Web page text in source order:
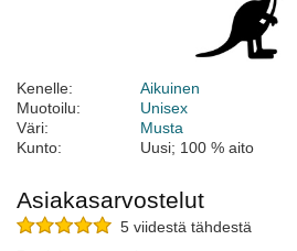
Kenelle:
Aikuinen
Muotoilu:
Unisex
Väri:
Musta
Kunto:
Uusi; 100 % aito
Asiakasarvostelut
5 viidestä tähdestä